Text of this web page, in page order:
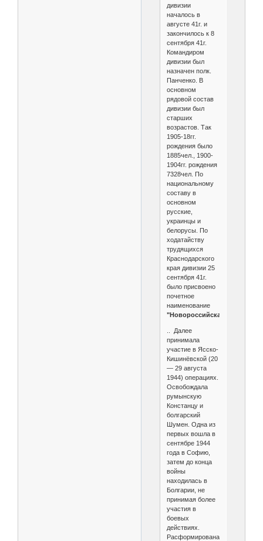
дивизии
началось в
августе 41г. и
закончилось к 8
сентября 41г.
Командиром
дивизии был
назначен полк.
Панченко. В
основном
рядовой состав
дивизии был
старших
возрастов. Так
1905-18гг.
рождения было
1885чел., 1900-
1904гг. рождения
7328чел. По
национальному
составу в
основном
русские,
украинцы и
белорусы. По
ходатайству
трудящихся
Краснодарского
края дивизии 25
сентября 41г.
было присвоено
почетное
наименование
"Новороссийская".
.. Далее
принимала
участие в Ясско-
Кишинёвской (20
— 29 августа
1944) операциях.
Освобождала
румынскую
Констанцу и
болгарский
Шумен. Одна из
первых вошла в
сентябре 1944
года в Софию,
затем до конца
войны
находилась в
Болгарии, не
принимая более
участия в
боевых
действиях.
Расформирована